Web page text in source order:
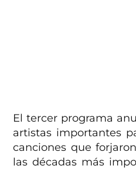
El tercer programa
artistas importantes
canciones que
las décadas más